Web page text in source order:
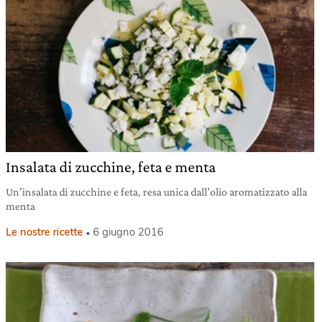
Insalata di zucchine, feta e menta
Un’insalata di zucchine e feta, resa unica dall’olio aromatizzato alla
menta
Le nostre ricette 6 giugno 2016